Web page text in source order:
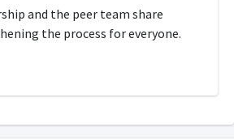
and the peer team share
the process for everyone.